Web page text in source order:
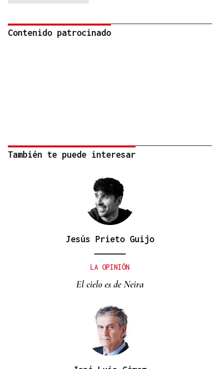
Contenido patrocinado
También te puede interesar
Jesús Prieto Guijo
LA OPINIÓN
El cielo es de Neira